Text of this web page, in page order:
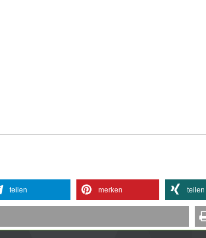
teilen merken teilen